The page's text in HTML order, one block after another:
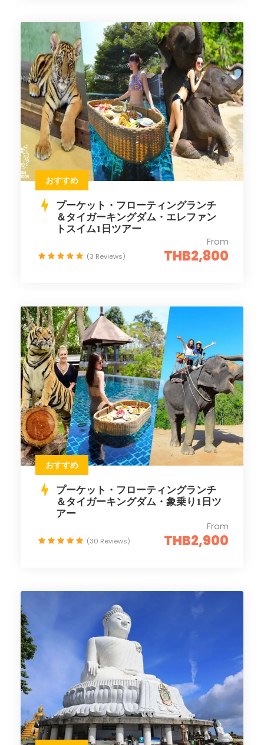
おすすめ
プーケット・フローティングランチ
＆タイガーキングダム・エレファン
トスイム1日ツアー
From
THB2,800
(3 Reviews)
おすすめ
プーケット・フローティングランチ
＆タイガーキングダム・象乗り1日ツ
アー
From
THB2,900
(30 Reviews)